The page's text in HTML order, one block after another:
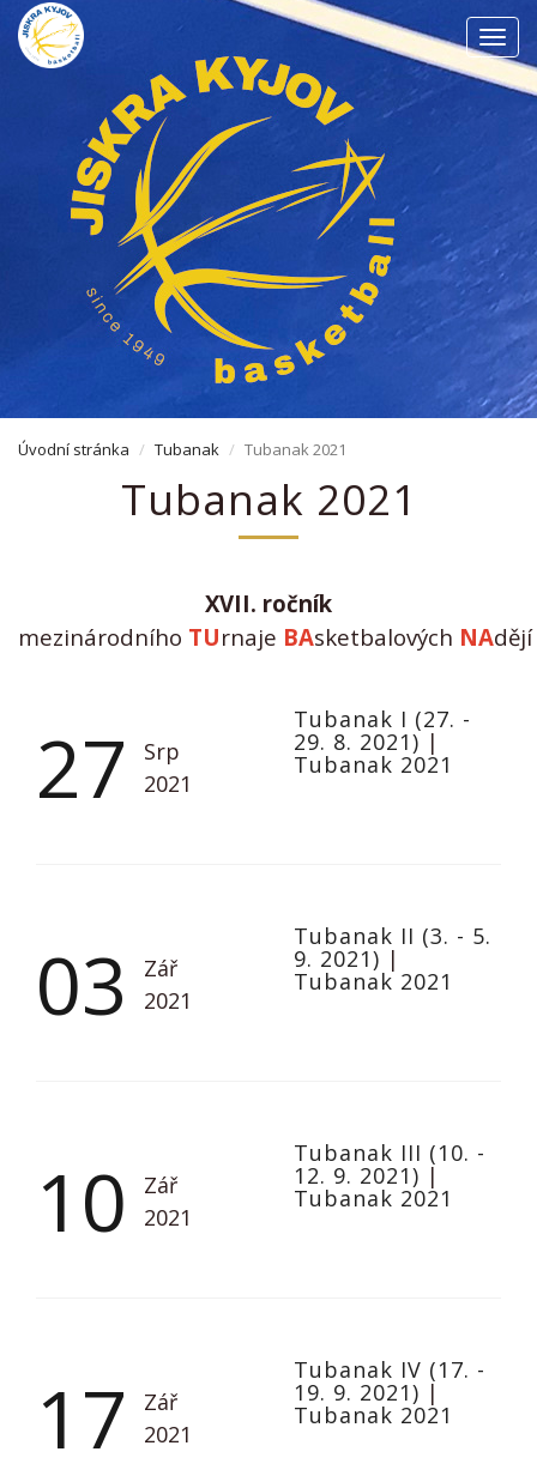
Úvodní stránka Tubanak Tubanak 2021
Tubanak 2021
XVII. ročník
mezinárodního TUrnaje BAsketbalových NAdějí
27
Srp
2021
Tubanak I (27. -
29. 8. 2021) |
Tubanak 2021
03
Zář
2021
Tubanak II (3. - 5.
9. 2021) |
Tubanak 2021
10
Zář
2021
Tubanak III (10. -
12. 9. 2021) |
Tubanak 2021
17
Zář
2021
Tubanak IV (17. -
19. 9. 2021) |
Tubanak 2021